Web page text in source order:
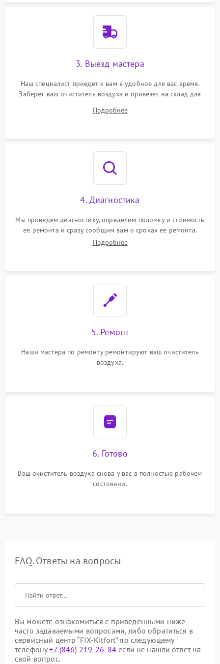
3. Выезд мастера
Наш специалист приедет к вам в удобное для вас время.
Заберет ваш очиститель воздуха и привезет на склад для
Подробнее
4. Диагностика
Мы проведем диагностику, определим поломку и стоимость
ее ремонта и сразу сообщим вам о сроках ее ремонта.
Подробнее
5. Ремонт
Наши мастера по ремонту ремонтируют ваш очиститель
воздуха.
6. Готово
Ваш очиститель воздуха снова у вас в полностью рабочем
состоянии.
FAQ. Ответы на вопросы
Вы можете ознакомиться с приведенными ниже
часто задаваемыми вопросами, либо обратиться в
сервисный центр “FIX-Kitfort” по следующему
телефону+7 (846) 219-26-84 если не нашли ответ на
свой вопрос.